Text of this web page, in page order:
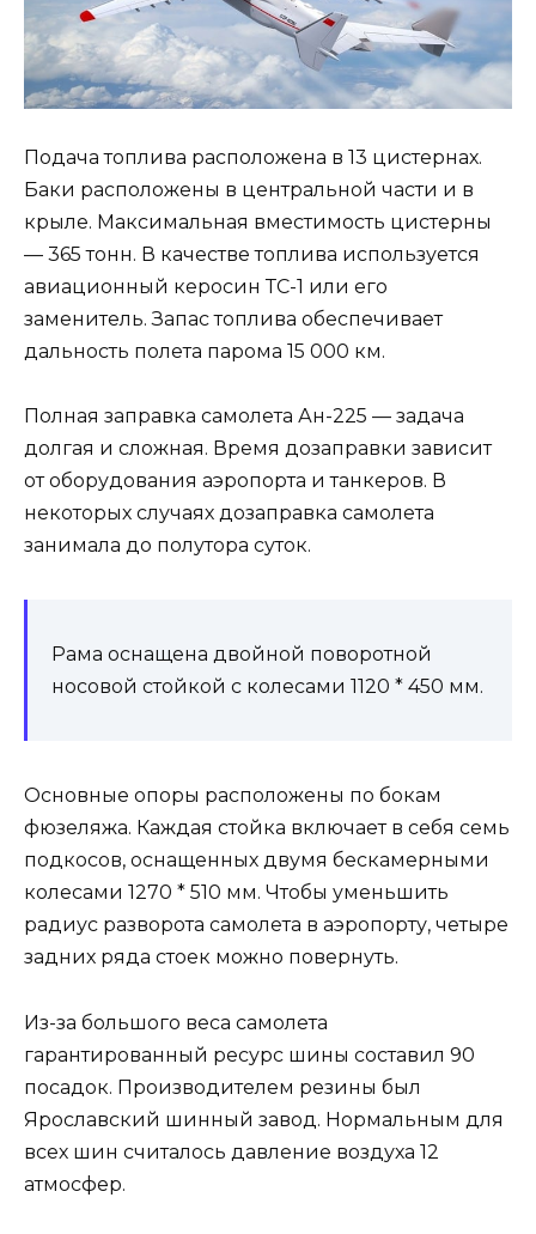
Подача топлива расположена в 13 цистернах.
Баки расположены в центральной части и в
крыле. Максимальная вместимость цистерны
— 365 тонн. В качестве топлива используется
авиационный керосин ТС-1 или его
заменитель. Запас топлива обеспечивает
дальность полета парома 15 000 км.
Полная заправка самолета Ан-225 — задача
долгая и сложная. Время дозаправки зависит
от оборудования аэропорта и танкеров. В
некоторых случаях дозаправка самолета
занимала до полутора суток.
Рама оснащена двойной поворотной
носовой стойкой с колесами 1120 * 450 мм.
Основные опоры расположены по бокам
фюзеляжа. Каждая стойка включает в себя семь
подкосов, оснащенных двумя бескамерными
колесами 1270 * 510 мм. Чтобы уменьшить
радиус разворота самолета в аэропорту, четыре
задних ряда стоек можно повернуть.
Из-за большого веса самолета
гарантированный ресурс шины составил 90
посадок. Производителем резины был
Ярославский шинный завод. Нормальным для
всех шин считалось давление воздуха 12
атмосфер.